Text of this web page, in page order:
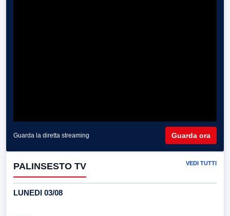
Guarda la diretta streaming Guarda ora
PALINSESTO TV VEDI TUTTI
LUNEDI 03/08